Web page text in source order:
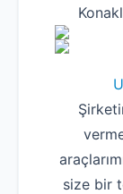
size bir